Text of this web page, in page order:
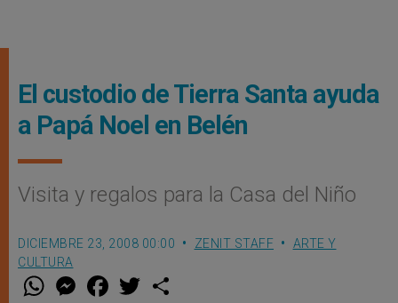
El custodio de Tierra Santa ayuda
a Papá Noel en Belén
Visita y regalos para la Casa del Niño
DICIEMBRE 23, 2008 00:00 ZENIT STAFF
ARTE Y
CULTURA
W M
e
F
a w